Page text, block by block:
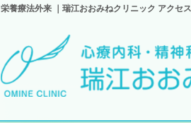
栄養療法外来 ｜瑞江おおみねクリニック アクセ